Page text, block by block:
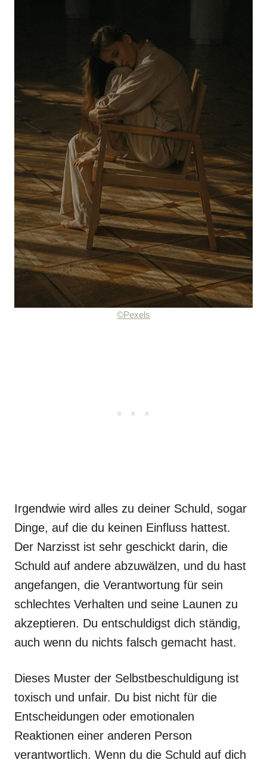
©Pexels
Irgendwie wird alles zu deiner Schuld, sogar
Dinge, auf die du keinen Einfluss hattest.
Der Narzisst ist sehr geschickt darin, die
Schuld auf andere abzuwälzen, und du hast
angefangen, die Verantwortung für sein
schlechtes Verhalten und seine Launen zu
akzeptieren. Du entschuldigst dich ständig,
auch wenn du nichts falsch gemacht hast.
Dieses Muster der Selbstbeschuldigung ist
toxisch und unfair. Du bist nicht für die
Entscheidungen oder emotionalen
Reaktionen einer anderen Person
verantwortlich. Wenn du die Schuld auf dich